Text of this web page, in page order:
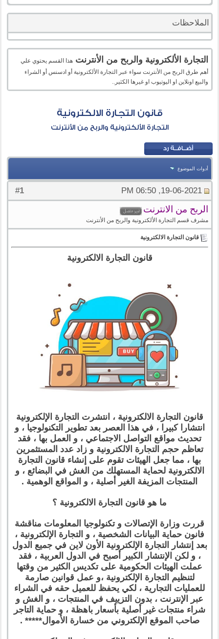
الملاحظات
التجارة الألكترونية والربح من الأنترنت هذا القسم يحتوي علي
أهم طرق الربح من الأنترنت سواء عبر التجارة الألكترونية أو ادسنس أو الشراء
والبيع اونلاين او اليوتيوب او غيرها الكثير..
قانون التجارة الالكترونية
التجارة الألكترونية والربح من الأنترنت
أدوات الموضوع
#
1 19-06-2021, 06:50 PM
الربح من الانترنت
مشرف قسم التجارة الألكترونية والربح من الأنترنت
قانون التجارة الالكترونية
قانون التجارة الالكترونية
قانون التجارة الالكترونية ، انتشرت التجارة الإلكترونية
انتشارا كبيرا ، في هذا العصر بعد تطوير التكنولوجيا ، و
تحديث مواقع التواصل الاجتماعي ، و العمل بها ، فقد
تعاظم حجم التجارة الالكترونية و زاد عدد المستثمرين
بها ، مما جعل الهيئات تقوم على إنشاء قانون التجارة
الالكترونية لحماية المستهلك من الغش في البضائع ، و
المنتجات المزيفة الغير أصلية ، و المواقع الوهمية .
ما هو قانون التجارة الالكترونية ؟
قررت وزارة الإتصالات و تكنولوجيا المعلومات مناقشة
فانون حماية البيانات الشخصية ، و التجارة الإلكترونية ،
بعد إنتشار التجارة الإلكترونية الأون لاين في جميع الدول
، و لكن الإنتشار الكبير أصبح في الدول العربية ، فقد
عملت الهيئات الحكومية على تكديس الكثير من وقتها
لتنظيم التجارة الإلكترونية ،و عمل قوانين صارمة
للعمليات التجارية ، لكي يحفظ للعميل حقه في الشراء
عبر الإنترنت ، بدون التزييف في المنتجات ، و الغش و
شراء منتجات غير أصلية بأسعار باهظة ، و حماية التاجر
صاحب الموقع الإلكتروني من خسارة الأموال***** .